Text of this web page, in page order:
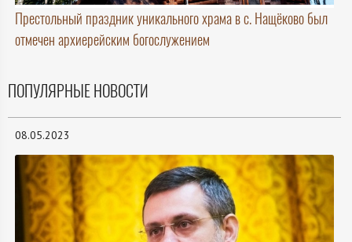
Престольный праздник уникального храма в с. Нащёково был
отмечен архиерейским богослужением
ПОПУЛЯРНЫЕ НОВОСТИ
08.05.2023